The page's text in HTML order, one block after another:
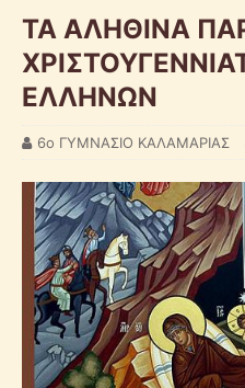
ΤΑ ΑΛΗΘΙΝΑ
ΕΛΛΗΝΩΝ
6ο ΓΥΜΝΑΣΙΟ ΚΑΛΑΜΑΡΙΑΣ